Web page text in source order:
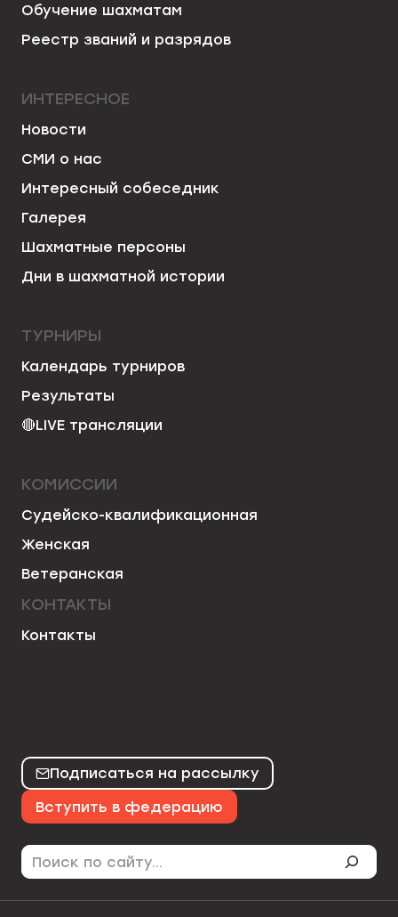
Обучение шахматам
Реестр званий и разрядов
ИНТЕРЕСНОЕ
Новости
СМИ о нас
Интересный собеседник
Галерея
Шахматные персоны
Дни в шахматной истории
ТУРНИРЫ
Календарь турниров
Результаты
🔴LIVE трансляции
КОМИССИИ
Судейско-квалификационная
Женская
Ветеранская
КОНТАКТЫ
Контакты
Подписаться на рассылку
Вступить в федерацию
Поиск